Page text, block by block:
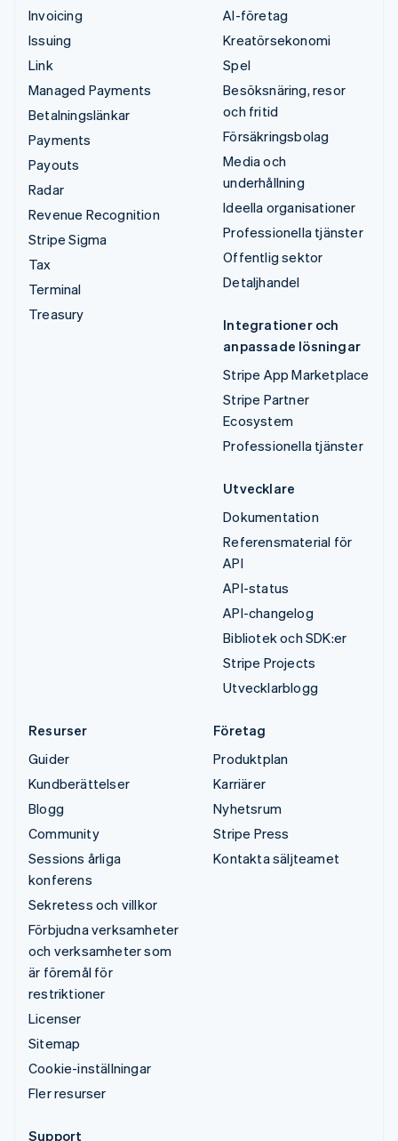
Invoicing
Issuing
Link
Managed Payments
Betalningslänkar
Payments
Payouts
Radar
Revenue Recognition
Stripe Sigma
Tax
Terminal
Treasury
AI-företag
Kreatörsekonomi
Spel
Besöksnäring, resor
och fritid
Försäkringsbolag
Media och
underhållning
Ideella organisationer
Professionella tjänster
Offentlig sektor
Detaljhandel
Integrationer och
anpassade lösningar
Stripe App Marketplace
Stripe Partner
Ecosystem
Professionella tjänster
Utvecklare
Dokumentation
Referensmaterial för
API
API-status
API-changelog
Bibliotek och SDK:er
Stripe Projects
Utvecklarblogg
Resurser
Guider
Kundberättelser
Blogg
Community
Sessions årliga
konferens
Sekretess och villkor
Förbjudna verksamheter
och verksamheter som
är föremål för
restriktioner
Licenser
Sitemap
Cookie-inställningar
Fler resurser
Företag
Produktplan
Karriärer
Nyhetsrum
Stripe Press
Kontakta säljteamet
Support